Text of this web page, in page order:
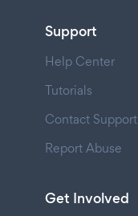
Support
Help Center
Tutorials
Contact Support
Report Abuse
Get Involved